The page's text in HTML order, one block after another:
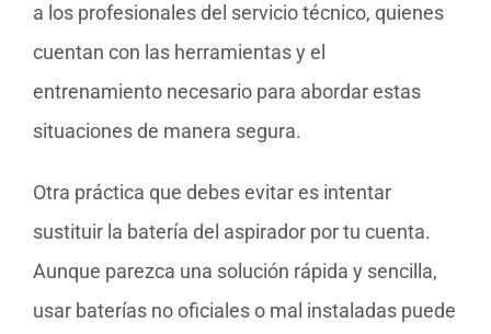
a los profesionales del servicio técnico, quienes
cuentan con las herramientas y el
entrenamiento necesario para abordar estas
situaciones de manera segura.
Otra práctica que debes evitar es intentar
sustituir la batería del aspirador por tu cuenta.
Aunque parezca una solución rápida y sencilla,
usar baterías no oficiales o mal instaladas puede